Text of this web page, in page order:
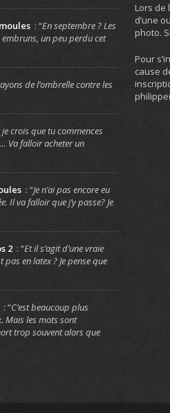
: “En septembre ? Les
un peu perdu cet
de l’ombrelle contre les
je crois que tu commences
Va falloir acheter un
: “Je n’ai pas encore eu
Il va falloir que j’y passe? Je
2 : “Et il s’agit d’une vraie
en latex ? Je pense que
: “C’est beaucoup plus
Mais les mots sont
trop souvent alors que
Lors de
d’une
photo.
Pour
cause